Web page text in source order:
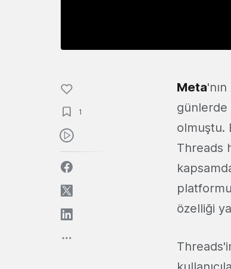
1
Meta'nın
günlerde
olmuştu.
Threads
özelliği